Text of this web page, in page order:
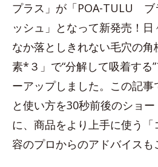
プラス」が「POA-TULU ブ
ッシュ」となって新発売！
なか落としきれない毛穴の
素*３」で“分解して吸着する
ーアップしました。この記
と使い方を30秒前後のショ
に、商品をより上手に使う
容のプロからのアドバイスも